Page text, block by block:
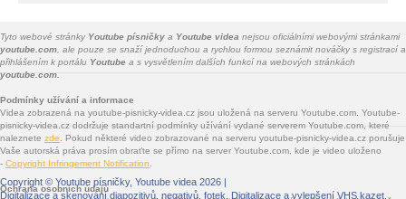
Tyto webové stránky Youtube písničky a Youtube videa nejsou oficiálními webovými stránkami
youtube.com , ale pouze se snaží jednoduchou a rychlou formou seznámit nováčky s registrací a
přihlášením k portálu Youtube a s vysvětlením dalších funkcí na webových stránkách
youtube.com.
Podmínky užívání a informace
Videa zobrazená na youtube-pisnicky-videa.cz jsou uložená na serveru Youtube.com. Youtube-
pisnicky-videa.cz dodržuje standartní podmínky užívání vydané serverem Youtube.com, které
naleznete zde . Pokud některé video zobrazované na serveru youtube-pisnicky-videa.cz porušuje
Vaše autorská práva prosím obraťte se přímo na server Youtube.com, kde je video uloženo
- Copyright Infringement Notification
Ochrana osobních údajů
Copyright © Youtube písničky, Youtube videa 2026 |
Digitalizace a skenování diapozitivů, negativů, fotek . Digitalizace a vylepšení VHS kazet.